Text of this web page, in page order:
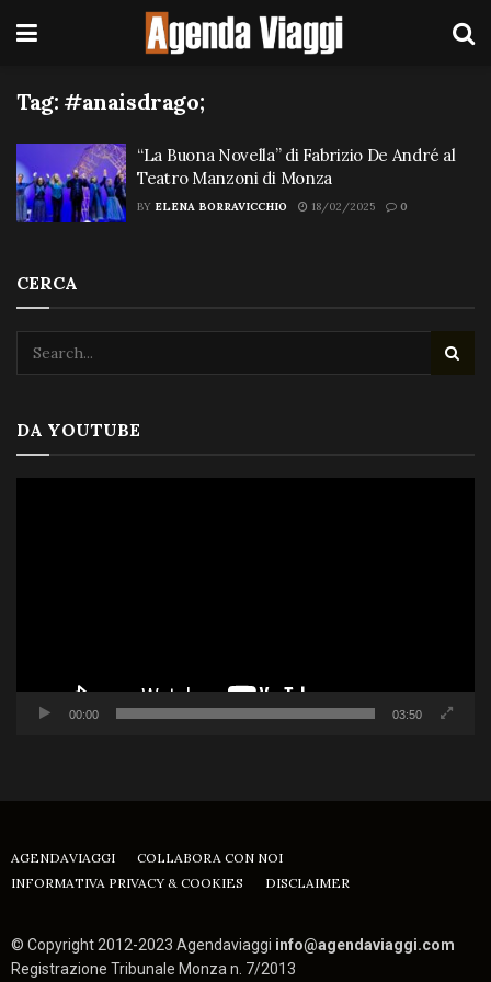
Tag: #anaisdrago;
“La Buona Novella” di Fabrizio De André al
Teatro Manzoni di Monza
BY ELENA BORRAVICCHIO 18/02/2025 0
CERCA
DA YOUTUBE
00:00 03:50
AGENDAVIAGGI
COLLABORA CON NOI
INFORMATIVA PRIVACY & COOKIES
DISCLAIMER
© Copyright 2012-2023 Agendaviaggi info@agendaviaggi.com
Registrazione Tribunale Monza n. 7/2013